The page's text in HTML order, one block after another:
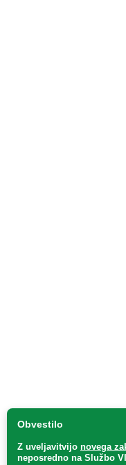
Obvestilo
Z uveljavitvijo novega
neposredno na Službo